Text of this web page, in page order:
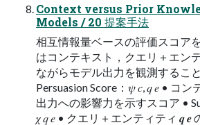
Context versus Prior
Models / 20 提案手法
相互情報量ベースの評価スコア
はコンテキスト，クエリ＋エン
ながらモデル出力を観測するこ
Persuasion Score：𝜓 𝑐, 𝑞 𝑒 • コン
出力への影響力を示すスコア •
𝜒 𝑞 𝑒 • クエリ＋エンティティ 𝒒 𝒆